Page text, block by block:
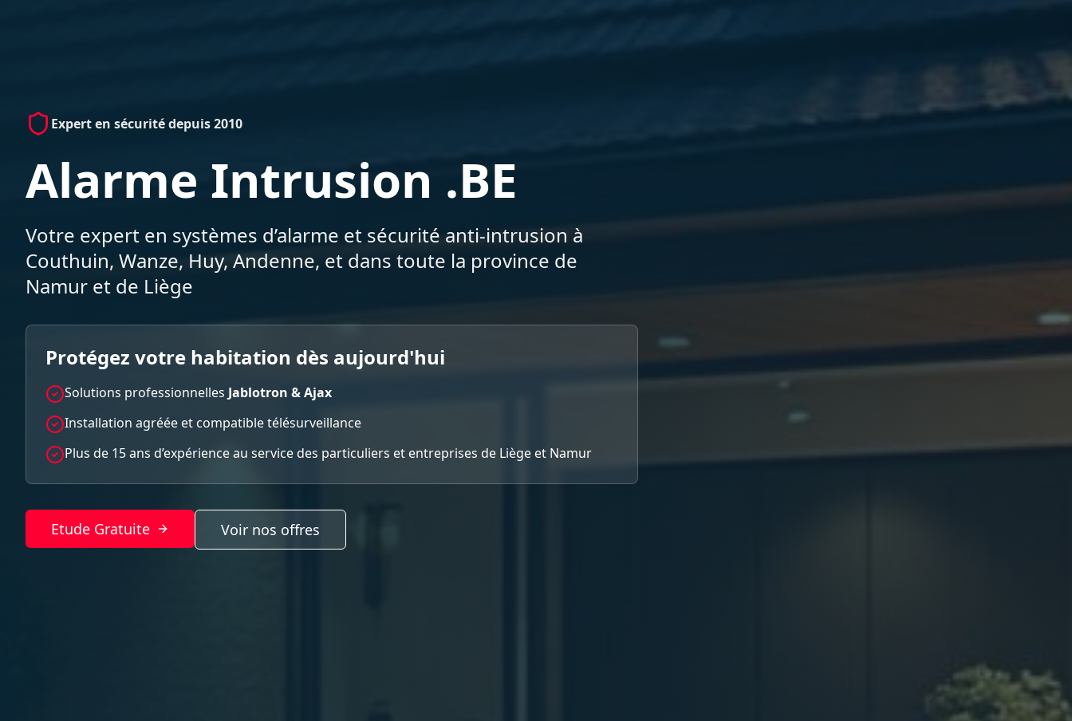
Expert en sécurité depuis 2010
Alarme Intrusion .BE
Votre expert en systèmes d’alarme et sécurité anti-intrusion à
Couthuin, Wanze, Huy, Andenne, et dans toute la province de
Namur et de Liège
Protégez votre habitation dès aujourd'hui
Solutions professionnelles Jablotron & Ajax
Installation agréée et compatible télésurveillance
Plus de 15 ans d’expérience au service des particuliers et entreprises de Liège et Namur
Etude Gratuite Voir nos offres